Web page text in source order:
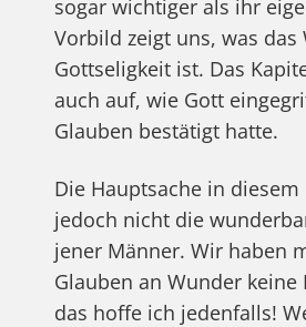
sogar wichtiger als ihr
Vorbild zeigt uns, was das
Gottseligkeit ist. Das
auch auf, wie Gott
Glauben bestätigt hatte.
Die Hauptsache in
jedoch nicht die
jener Männer. Wir haben
Glauben an Wunder keine
das hoffe ich jedenfalls!